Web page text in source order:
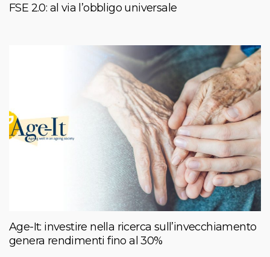
FSE 2.0: al via l’obbligo universale
Age-It: investire nella ricerca sull’invecchiamento
genera rendimenti fino al 30%